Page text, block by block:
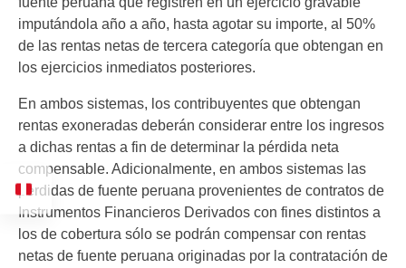
imputándola año a año, hasta agotar su importe, al 50%
de las rentas netas de tercera categoría que obtengan en
los ejercicios inmediatos posteriores.
En ambos sistemas, los contribuyentes que obtengan
rentas exoneradas deberán considerar entre los ingresos
a dichas rentas a fin de determinar la pérdida neta
compensable. Adicionalmente, en ambos sistemas las
pérdidas de fuente peruana provenientes de contratos de
Instrumentos Financieros Derivados con fines distintos a
los de cobertura sólo se podrán compensar con rentas
netas de fuente peruana originadas por la contratación de